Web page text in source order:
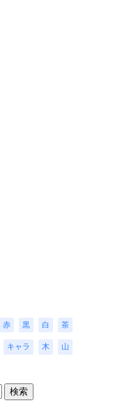
赤 黒 白 茶
キャラ 木 山